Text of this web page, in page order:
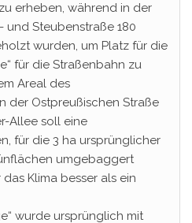
erheben, während in der
und Steubenstraße 180
wurden, um Platz für die
für die Straßenbahn zu
Areal des
der Ostpreußischen Straße
Allee soll eine
für die 3 ha ursprünglicher
umgebaggert
Klima besser als ein
wurde ursprünglich mit